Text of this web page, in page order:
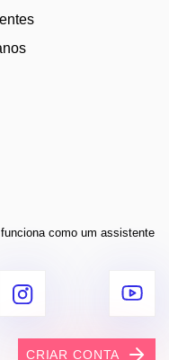
como um assistente
CRIAR CONTA